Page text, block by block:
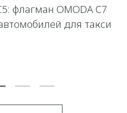
флагман OMODA C7
для такси